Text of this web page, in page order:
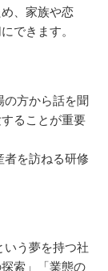
、家族や恋
できます。
の方から話を聞
ることが重要
者を訪ねる研修
いう夢を持つ社
索」「業態の